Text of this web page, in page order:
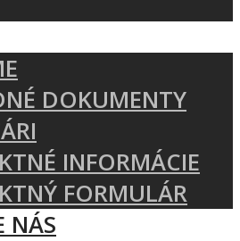
DOKUMENTY
INFORMÁCIE
FORMULÁR
NÁS